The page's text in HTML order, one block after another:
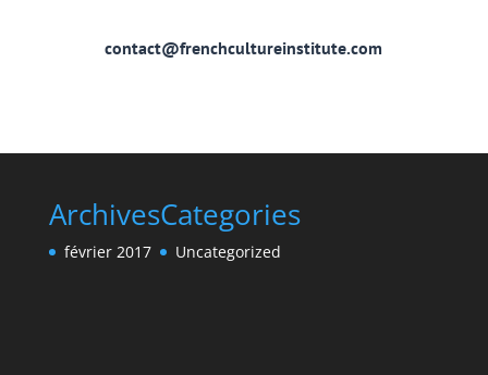
contact@frenchcultureinstitute.com
Archives
février 2017
Categories
Uncategorized